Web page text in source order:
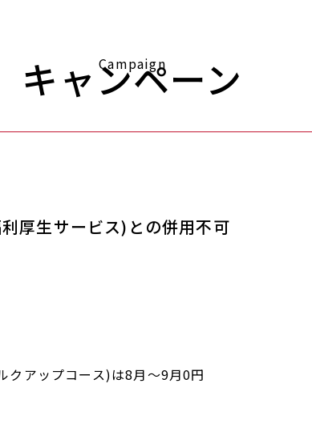
Campaign
キャンペーン
厚生サービス)との併用不可
アップコース)は8月～9月0円